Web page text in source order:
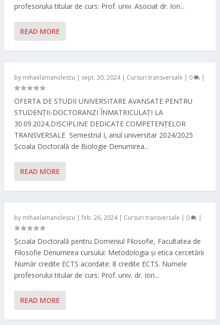
profesorului titular de curs: Prof. univ. Asociat dr. Ion...
READ MORE
by mihaelamanolescu | sept. 30, 2024| Cursuri transversale | 0 |
OFERTA DE STUDII UNIVERSITARE AVANSATE PENTRU
STUDENȚII-DOCTORANZI ÎNMATRICULAŢI LA
30.09.2024,DISCIPLINE DEDICATE COMPETENŢELOR
TRANSVERSALE Semestrul I, anul universitar 2024/2025
Școala Doctorală de Biologie Denumirea...
READ MORE
by mihaelamanolescu | feb. 26, 2024| Cursuri transversale | 0 |
Școala Doctorală pentru Domeniul Filosofie, Facultatea de
Filosofie Denumirea cursului: Metodologia și etica cercetării
Număr credite ECTS acordate: 8 credite ECTS. Numele
profesorului titular de curs: Prof. univ. dr. Ion...
READ MORE